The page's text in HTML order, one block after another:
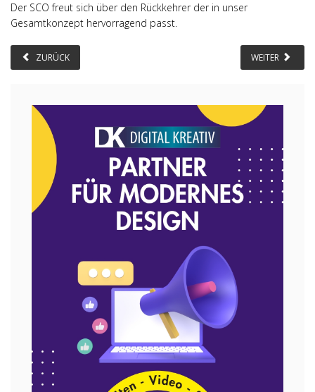
Der SCO freut sich über den Rückkehrer der in unser
Gesamtkonzept hervorragend passt.
ZURÜCK WEITER